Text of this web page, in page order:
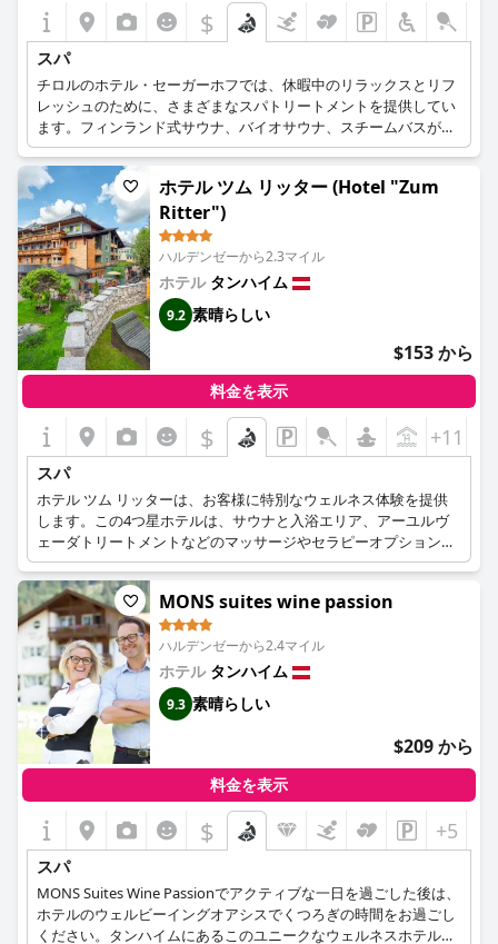
$
スパ
チロルのホテル・セーガーホフでは、休暇中のリラックスとリフ
レッシュのために、さまざまなスパトリートメントを提供してい
ます。フィンランド式サウナ、バイオサウナ、スチームバスが自
慢のサウナ景観は、さまざまな好みに合わせて最適な汗を流すこ
とができます。サウナのほかにも、入浴、マッサージ、ビューテ
ィートリートメント、アロマセラピーなど、贅沢なサービスを提
供しています。220平方メートルのウェルネスエリアには、マッ
サージルームやコスメティックルームがあり、自然光がたっぷり
と差し込み、リラックスできる音楽がムードを盛り上げてくれま
す。スパチームは十分な訓練と経験を積んでおり、アドバイスと
一流のトリートメントを提供します。コスメティック・トリート
メントを楽しみ、お肌に新しい輝きを与え、活力を向上させまし
ょう。タンハイマー渓谷での休暇は、ホテル・セーガーホフで純
粋なリラクゼーションを体験してください。
ホテル ツム リッター (Hotel "Zum
Ritter")
ハルデンゼーから2.3マイル
ホテル タンハイム
9.2 素晴らしい
$153 から
料金を表示
$ +11
スパ
ホテル ツム リッターは、お客様に特別なウェルネス体験を提供
します。この4つ星ホテルは、サウナと入浴エリア、アーユルヴ
ェーダトリートメントなどのマッサージやセラピーオプションが
自慢です。美容と身だしなみのために、ボディ脱毛と日焼けもご
利用いただけます。プライベートスパエリアでは、赤外線ヒート
キャビン、ジャグジー、心地よいウォーターベッドを備えた、贅
沢で親密な空間を提供しています。また、ウェルネスバスもあ
り、温かくリラックスした雰囲気の中で、お肌に良い効果をもた
らします。
MONS suites wine passion
ハルデンゼーから2.4マイル
ホテル タンハイム
9.3 素晴らしい
$209 から
料金を表示
$ +5
スパ
MONS Suites Wine Passionでアクティブな一日を過ごした後は、
ホテルのウェルビーイングオアシスでくつろぎの時間をお過ごし
ください。タンハイムにあるこのユニークなウェルネスホテル